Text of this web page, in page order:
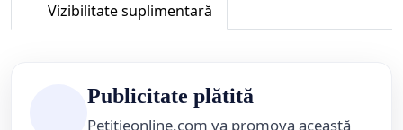
Vizibilitate suplimentară
Publicitate plătită
Petitieonline.com va promova această